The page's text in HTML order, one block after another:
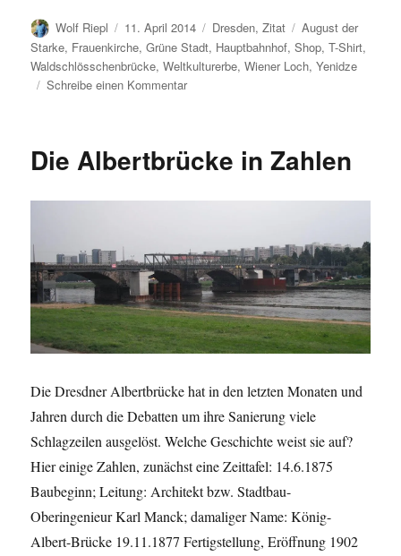
Autor
Wolf Riepl
Veröffentlicht
am
11. April 2014 Kategorien
Dresden,Zitat Schlagwörter
August der
Starke, Frauenkirche,Grüne Stadt, Hauptbahnhof,Shop,T-Shirt,
Waldschlösschenbrücke,Weltkulturerbe,Wiener Loch,Yenidze
Schreibe einen Kommentarzu
/
Shop:
Die Albertbrücke in Zahlen
Die Dresdner Albertbrücke hat in den letzten Monaten und
Jahren durch die Debatten um ihre Sanierung viele
Schlagzeilen ausgelöst. Welche Geschichte weist sie auf?
Hier einige Zahlen, zunächst eine Zeittafel: 14.6.1875
Baubeginn; Leitung: Architekt bzw. Stadtbau-
Oberingenieur Karl Manck; damaliger Name: König-
Albert-Brücke 19.11.1877 Fertigstellung, Eröffnung 1902